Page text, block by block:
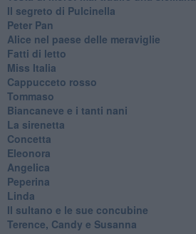
Il segreto di Pulcinella
Peter Pan
Alice nel paese delle meraviglie
Fatti di letto
Miss Italia
Cappucceto rosso
Tommaso
Biancaneve e i tanti nani
La sirenetta
Concetta
Eleonora
Angelica
Peperina
Linda
Il sultano e le sue concubine
Terence, Candy e Susanna